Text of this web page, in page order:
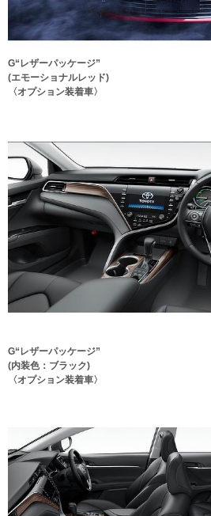
G“レザーパッケージ”
(エモーショナルレッド)
〈オプション装着車〉
G“レザーパッケージ”
(内装色：ブラック)
〈オプション装着車〉